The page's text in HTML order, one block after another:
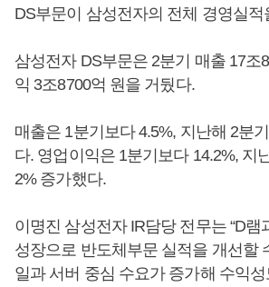
DS부문이 삼성전자의 전체 경영실적
삼성전자 DS부문은 2분기 매출 17조
익 3조8700억 원을 거뒀다.
매출은 1분기보다 4.5%, 지난해 2분
다. 영업이익은 1분기보다 14.2%, 지
2% 증가했다.
이명진 삼성전자 IR담당 전무는 “D램
성장으로 반도체부문 실적을 개선할
일과 서버 중심 수요가 증가해 수익성